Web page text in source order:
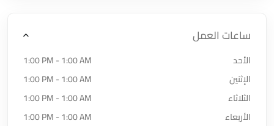
ساعات العمل
الأحد
1:00 PM - 1:00 AM
الإثنين
1:00 PM - 1:00 AM
الثلاثاء
1:00 PM - 1:00 AM
الأربعاء
1:00 PM - 1:00 AM